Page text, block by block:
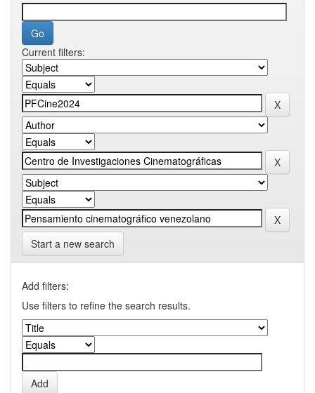
Current filters:
Start a new search
Add filters:
Use filters to refine the search results.